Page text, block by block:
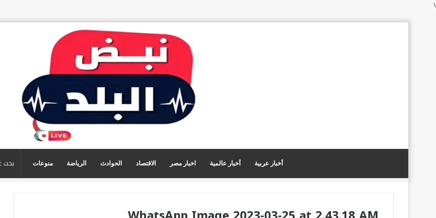
\
أخبار عربية أخبار عالمية اخبار مصر الاقتصاد الحوادث الرياضة منوعات